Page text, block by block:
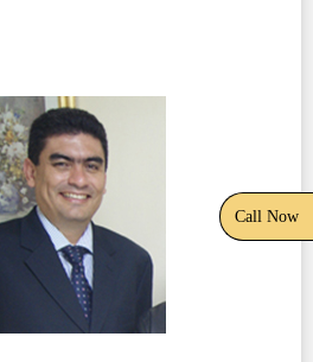
Call Now